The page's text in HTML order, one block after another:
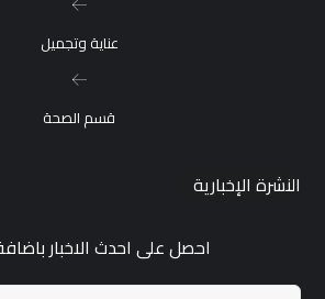
عناية وتجميل
قسم الصحة
النشرة الإخبارية
احصل على احدث الاخبار